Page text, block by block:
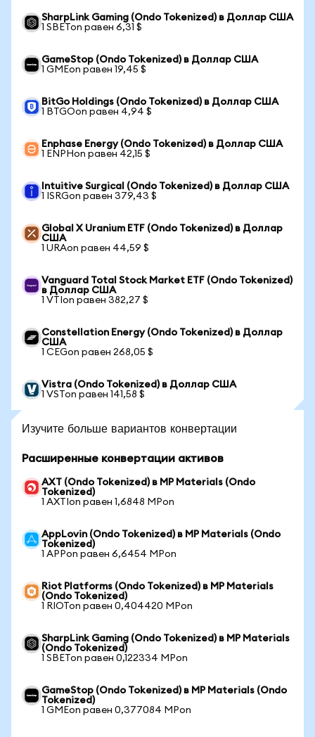
SharpLink Gaming (Ondo Tokenized) в Доллар США
1 SBETon равен 6,31 $
GameStop (Ondo Tokenized) в Доллар США
1 GMEon равен 19,45 $
BitGo Holdings (Ondo Tokenized) в Доллар США
1 BTGOon равен 4,94 $
Enphase Energy (Ondo Tokenized) в Доллар США
1 ENPHon равен 42,15 $
Intuitive Surgical (Ondo Tokenized) в Доллар США
1 ISRGon равен 379,43 $
Global X Uranium ETF (Ondo Tokenized) в Доллар
США
1 URAon равен 44,59 $
Vanguard Total Stock Market ETF (Ondo Tokenized)
в Доллар США
1 VTIon равен 382,27 $
Constellation Energy (Ondo Tokenized) в Доллар
США
1 CEGon равен 268,05 $
Vistra (Ondo Tokenized) в Доллар США
1 VSTon равен 141,58 $
Изучите больше вариантов конвертации
Расширенные конвертации активов
AXT (Ondo Tokenized) в MP Materials (Ondo
Tokenized)
1 AXTIon равен 1,6848 MPon
AppLovin (Ondo Tokenized) в MP Materials (Ondo
Tokenized)
1 APPon равен 6,6454 MPon
Riot Platforms (Ondo Tokenized) в MP Materials
(Ondo Tokenized)
1 RIOTon равен 0,404420 MPon
SharpLink Gaming (Ondo Tokenized) в MP Materials
(Ondo Tokenized)
1 SBETon равен 0,122334 MPon
GameStop (Ondo Tokenized) в MP Materials (Ondo
Tokenized)
1 GMEon равен 0,377084 MPon